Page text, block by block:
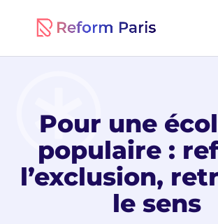
Pour une
populaire :
l’exclusion,
le sens